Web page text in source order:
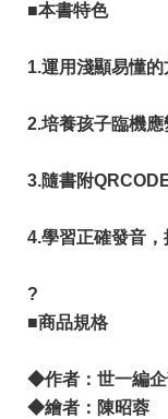
■本書特色
1.運用淺顯易懂
2.培養孩子臨機應
3.隨書附
4.學習正確發音
?
■商品規格
◆作者：世一編
◆繪者：陳昭蓉